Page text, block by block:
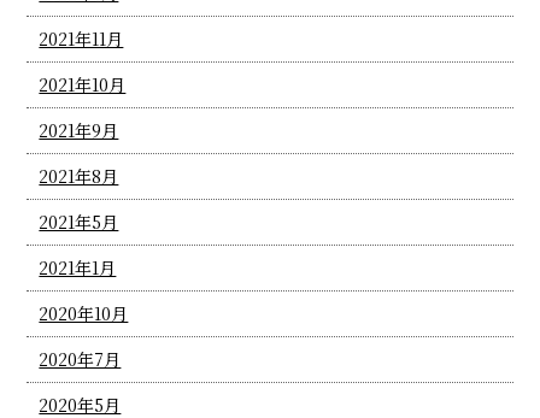
2021年11月
2021年10月
2021年9月
2021年8月
2021年5月
2021年1月
2020年10月
2020年7月
2020年5月